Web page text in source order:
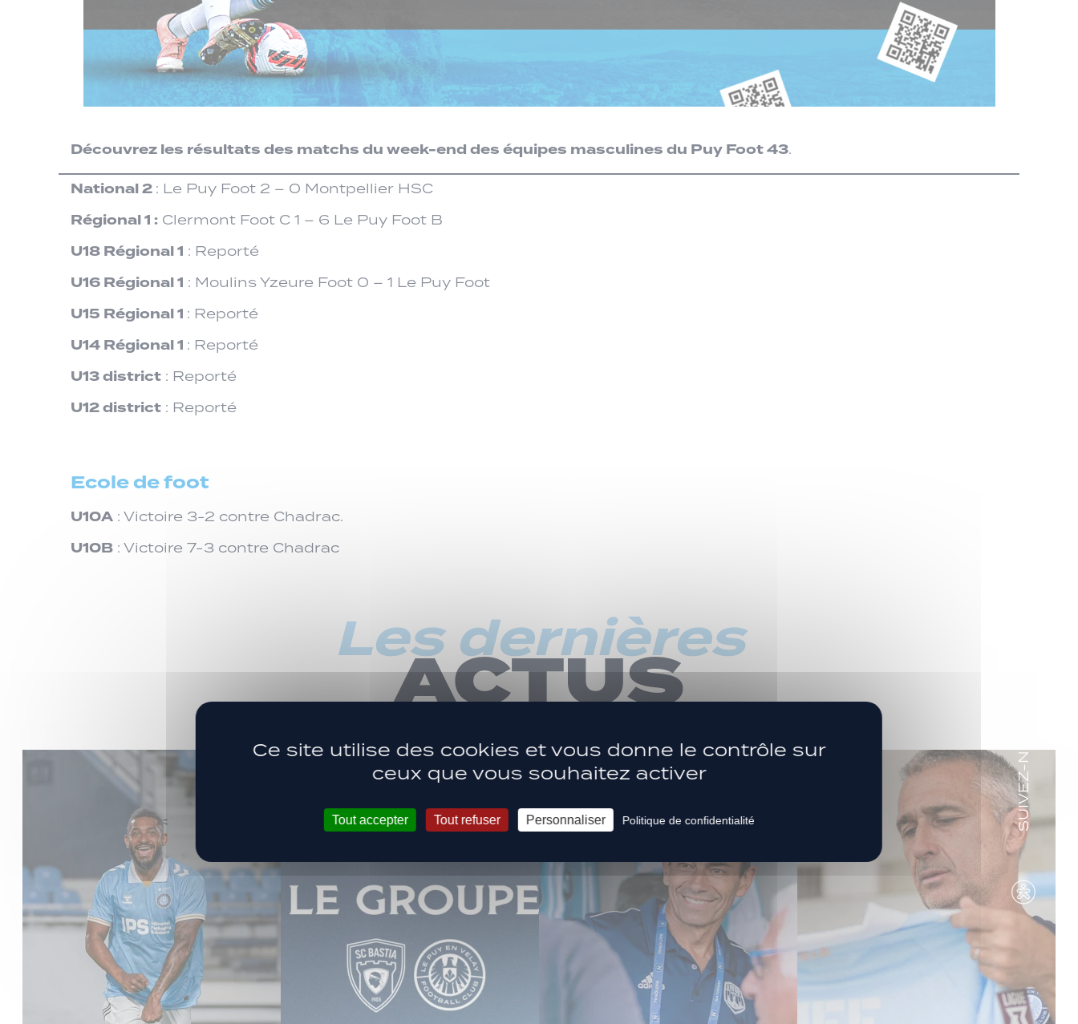
Découvrez les résultats des matchs du week-end des équipes masculines du Puy Foot 43.
National 2 : Le Puy Foot 2 – 0 Montpellier HSC
Régional 1 : Clermont Foot C 1 – 6 Le Puy Foot B
U18 Régional 1 : Reporté
U16 Régional 1 : Moulins Yzeure Foot 0 – 1 Le Puy Foot
U15 Régional 1 : Reporté
U14 Régional 1 : Reporté
U13 district : Reporté
U12 district : Reporté
Ecole de foot
U10A : Victoire 3-2 contre Chadrac.
U10B : Victoire 7-3 contre Chadrac
Les dernières
ACTUS
SUIVEZ-NOUS
Ce site utilise des cookies et vous donne le contrôle sur
ceux que vous souhaitez activer
Tout accepter Tout refuser Personnaliser Politique de confidentialité